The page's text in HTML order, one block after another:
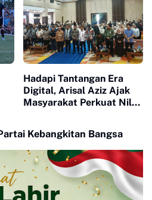
Hadapi Tantangan Era
Digital, Arisal Aziz Ajak
Masyarakat Perkuat Nilai
Kebangkitan Bangsa